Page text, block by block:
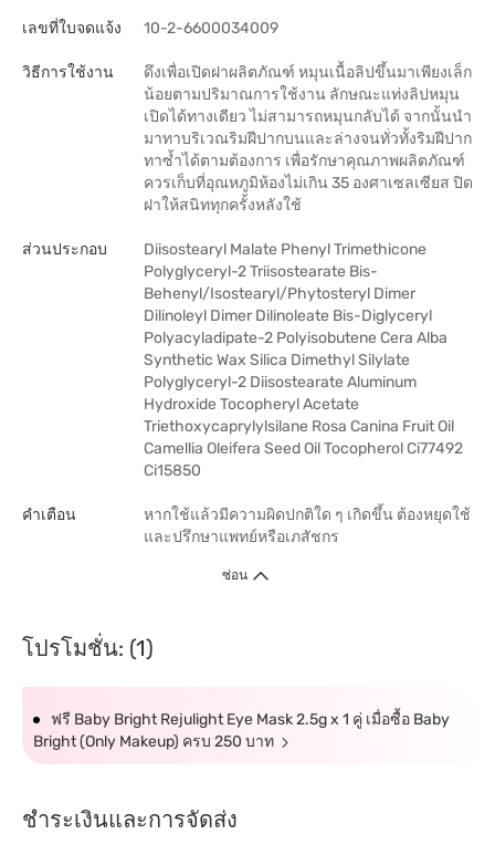
เลขที่ใบจดแจ้ง 10-2-6600034009
วิธีการใช้งาน
ดึงเพื่อเปิดฝาผลิตภัณฑ์ หมุนเนื้อลิปขึ้นมาเพียงเล็ก
น้อยตามปริมาณการใช้งาน ลักษณะแท่งลิปหมุน
เปิดได้ทางเดียว ไม่สามารถหมุนกลับได้ จากนั้นนำ
มาทาบริเวณริมฝีปากบนและล่างจนทั่วทั้งริมฝีปาก
ทาซ้ำได้ตามต้องการ เพื่อรักษาคุณภาพผลิตภัณฑ์
ควรเก็บที่อุณหภูมิห้องไม่เกิน 35 องศาเซลเซียส ปิด
ฝาให้สนิททุกครั้งหลังใช้
ส่วนประกอบ
Diisostearyl Malate Phenyl Trimethicone
Polyglyceryl-2 Triisostearate Bis-
Behenyl/Isostearyl/Phytosteryl Dimer
Dilinoleyl Dimer Dilinoleate Bis-Diglyceryl
Polyacyladipate-2 Polyisobutene Cera Alba
Synthetic Wax Silica Dimethyl Silylate
Polyglyceryl-2 Diisostearate Aluminum
Hydroxide Tocopheryl Acetate
Triethoxycaprylylsilane Rosa Canina Fruit Oil
Camellia Oleifera Seed Oil Tocopherol Ci77492
Ci15850
คำเตือน
หากใช้แล้วมีความผิดปกติใด ๆ เกิดขึ้น ต้องหยุดใช้
และปรึกษาแพทย์หรือเภสัชกร
ซ่อน
โปรโมชั่น: (1)
ฟรี Baby Bright Rejulight Eye Mask 2.5g x 1 คู่ เมื่อซื้อ Baby
Bright (Only Makeup) ครบ 250 บาท
ชำระเงินและการจัดส่ง